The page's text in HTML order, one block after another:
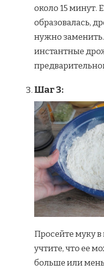
около 15 минут.
образовалась,
нужно заменить.
инстантные
Шаг 3:
Просейте муку
учтите, что ее
больше или